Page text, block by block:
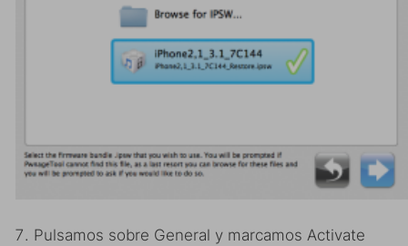
Pulsamos sobre General y marcamos Activate